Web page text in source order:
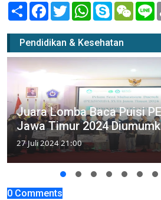
Share Facebook
TwitterWhatsApp
SkypeWeChat
Pendidikan & Kesehatan
Juara Lomba Baca Puisi
Jawa Timur 2024
27 Juli 2024 21:00
0 Comments